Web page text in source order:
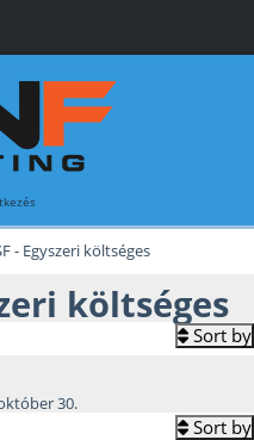
- Egyszeri költséges
költséges
Sort by
30.
Sort by